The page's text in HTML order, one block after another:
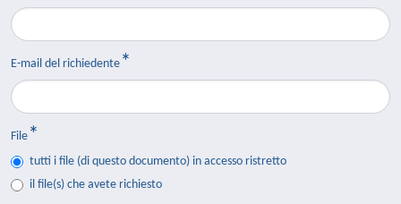
E-mail del richiedente
File
tutti i file (di questo documento) in accesso ristretto
il file(s) che avete richiesto